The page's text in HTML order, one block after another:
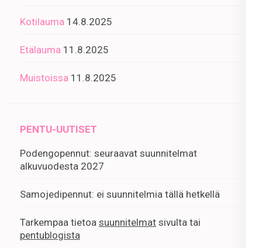
Kotilauma 14.8.2025
Etälauma 11.8.2025
Muistoissa 11.8.2025
PENTU-UUTISET
Podengopennut: seuraavat suunnitelmat
alkuvuodesta 2027
Samojedipennut: ei suunnitelmia tällä hetkellä
Tarkempaa tietoa suunnitelmat sivulta tai
pentublogista